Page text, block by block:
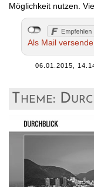
Möglichkeit nutzen.
Als Mail
06.01.2015,
Theme: